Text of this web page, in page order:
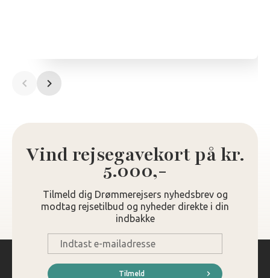
Vind rejsegavekort på kr.
5.000,-
Tilmeld dig Drømmerejsers nyhedsbrev og
modtag rejsetilbud og nyheder direkte i din
indbakke
mail
*
Tilmeld